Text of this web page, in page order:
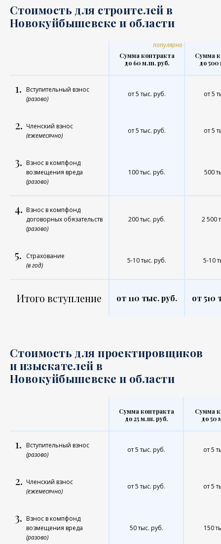
Стоимость для строителей в
Новокуйбышевске и области
Сумма контракта
до 60 млн. руб.
популярно
Сумма
до
1. Вступительный взнос
(разово)
от 5 тыс. руб. от 5
2. Членский взнос
(ежемесячно)
от 5 тыс. руб. от 5
3. Взнос в компфонд
возмещения вреда
(разово)
100 тыс. руб. 500
4. Взнос в компфонд
договорных обязательств
(разово)
200 тыс. руб. 2 500
5.
Страхование
(в год)
5-10 тыс. руб. 5-10
Итого вступление от 110 тыс. руб. от 510
Стоимость для проектировщиков
и изыскателей в
Новокуйбышевске и области
Сумма контракта
до 25 млн. руб.
Сумма
до 50
1. Вступительный взнос
(разово)
от 5 тыс. руб. от 5
2. Членский взнос
(ежемесячно)
от 5 тыс. руб. от 5
3. Взнос в компфонд
возмещения вреда
(разово)
50 тыс. руб. 150